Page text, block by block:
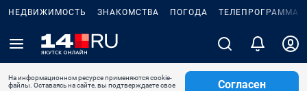
НЕДВИЖИМОСТЬ ЗНАКОМСТВА ПОГОДА ТЕЛЕПРОГРАММА
На информационном ресурсе применяются cookie-
файлы. Оставаясь на сайте, вы подтверждаете свое
Согласен